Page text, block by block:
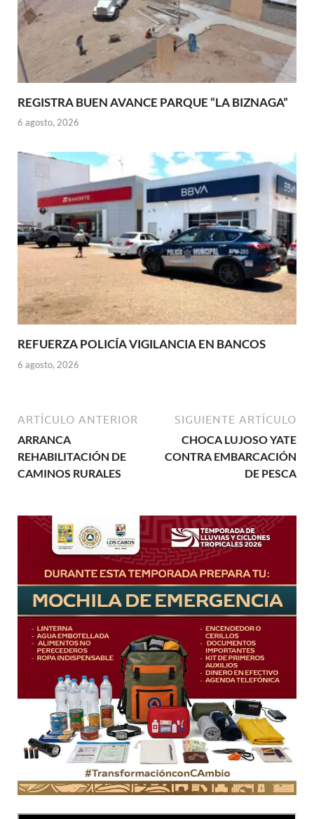
REGISTRA BUEN AVANCE PARQUE “LA BIZNAGA”
6 agosto, 2026
REFUERZA POLICÍA VIGILANCIA EN BANCOS
6 agosto, 2026
ARTÍCULO ANTERIOR
ARRANCA
REHABILITACIÓN DE
CAMINOS RURALES
SIGUIENTE ARTÍCULO
CHOCA LUJOSO YATE
CONTRA EMBARCACIÓN
DE PESCA